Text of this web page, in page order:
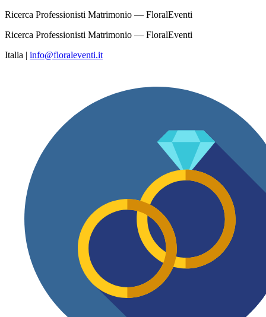
Ricerca Professionisti Matrimonio — FloralEventi
Ricerca Professionisti Matrimonio — FloralEventi
Italia | info@floraleventi.it